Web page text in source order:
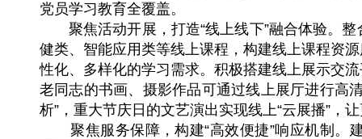
党员学习教育全覆盖。
聚焦活动开展，打造“线上线下”融合体验。整
健类、智能应用类等线上课程，构建线上课程资
性化、多样化的学习需求。积极搭建线上展示交流
老同志的书画、摄影作品可通过线上展厅进行高
析”，重大节庆日的文艺演出实现线上“云展播”，
聚焦服务保障，构建“高效便捷”响应机制。